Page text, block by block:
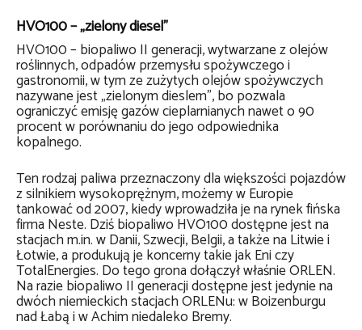
HVO100 – „zielony diesel”
HVO100 – biopaliwo II generacji, wytwarzane z olejów
roślinnych, odpadów przemysłu spożywczego i
gastronomii, w tym ze zużytych olejów spożywczych
nazywane jest „zielonym dieslem”, bo pozwala
ograniczyć emisję gazów cieplarnianych nawet o 90
procent w porównaniu do jego odpowiednika
kopalnego.
Ten rodzaj paliwa przeznaczony dla większości pojazdów
z silnikiem wysokoprężnym, możemy w Europie
tankować od 2007, kiedy wprowadziła je na rynek fińska
firma Neste. Dziś biopaliwo HVO100 dostępne jest na
stacjach m.in. w Danii, Szwecji, Belgii, a także na Litwie i
Łotwie, a produkują je koncerny takie jak Eni czy
TotalEnergies. Do tego grona dołączył właśnie ORLEN.
Na razie biopaliwo II generacji dostępne jest jedynie na
dwóch niemieckich stacjach ORLENu: w Boizenburgu
nad Łabą i w Achim niedaleko Bremy.